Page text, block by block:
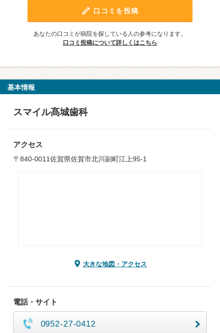
口コミを投稿
あなたの口コミが病院を探している人の参考になります。
口コミ投稿について詳しくはこちら
基本情報
スマイル髙城歯科
アクセス
〒840-0011佐賀県佐賀市北川副町江上95-1
大きな地図・アクセス
電話・サイト
0952-27-0412